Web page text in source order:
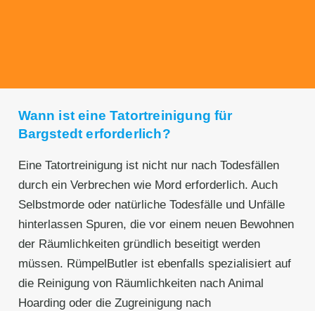
Wann ist eine Tatortreinigung für
Bargstedt erforderlich?
Eine Tatortreinigung ist nicht nur nach Todesfällen
durch ein Verbrechen wie Mord erforderlich. Auch
Selbstmorde oder natürliche Todesfälle und Unfälle
hinterlassen Spuren, die vor einem neuen Bewohnen
der Räumlichkeiten gründlich beseitigt werden
müssen. RümpelButler ist ebenfalls spezialisiert auf
die Reinigung von Räumlichkeiten nach Animal
Hoarding oder die Zugreinigung nach